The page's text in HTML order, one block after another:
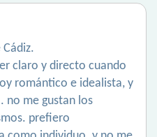
claro y directo cuando
romántico e idealista, y
no me gustan los
prefiero